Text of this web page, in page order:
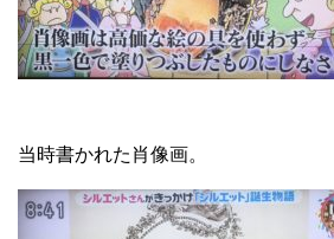
当時書かれた肖像画。